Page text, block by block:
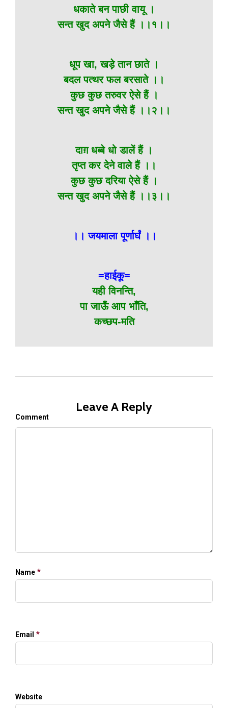
धकाते बन पाछी वायू ।
सन्त खुद अपने जैसे हैं ।।१।।
धूप खा, खड़े तान छाते ।
बदल पत्थर फल बरसाते ।।
कुछ कुछ तरुवर ऐसे हैं ।
सन्त खुद अपने जैसे हैं ।।२।।
दाग़ धब्बे धो डालें हैं ।
तृप्त कर देने वाले हैं ।।
कुछ कुछ दरिया ऐसे हैं ।
सन्त खुद अपने जैसे हैं ।।३।।
।। जयमाला पूर्णार्घं ।।
=हाईकू=
यही विनन्ति,
पा जाऊँ आप भाँति,
कच्छप-मति
Leave A Reply
Comment
Name *
Email *
Website